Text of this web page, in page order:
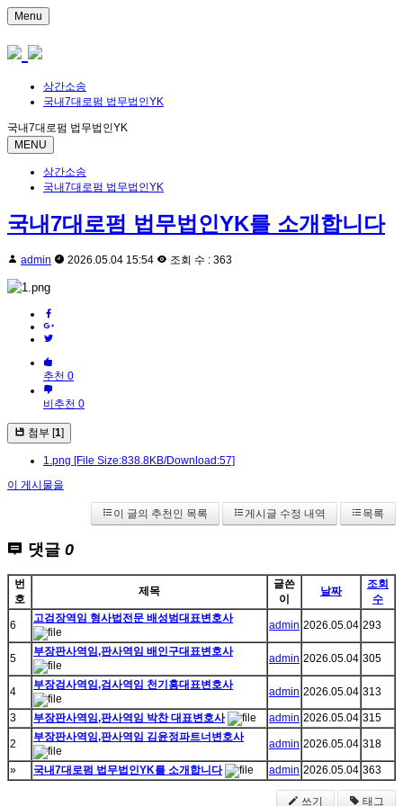
Menu
상간소송
국내7대로펌 법무법인YK
국내7대로펌 법무법인YK
MENU
상간소송
국내7대로펌 법무법인YK
국내7대로펌 법무법인YK를 소개합니다
admin 2026.05.04 15:54 조회 수 : 363
추천 0
비추천 0
첨부 [1]
1.png [File Size:838.8KB/Download:57]
이 게시물을
이 글의 추천인 목록 게시글 수정 내역 목록
댓글 0
번
호
제목
글쓴
이
날짜
조회
수
6
고검장역임 형사법전문 배성범대표변호사
admin 2026.05.04 293
5
부장판사역임,판사역임 배인구대표변호사
admin 2026.05.04 305
4
부장검사역임,검사역임 천기홍대표변호사
admin 2026.05.04 313
3 부장판사역임,판사역임 박찬 대표변호사 admin 2026.05.04 315
2
부장판사역임,판사역임 김윤정파트너변호사
admin 2026.05.04 318
» 국내7대로펌 법무법인YK를 소개합니다 admin 2026.05.04 363
쓰기 태그